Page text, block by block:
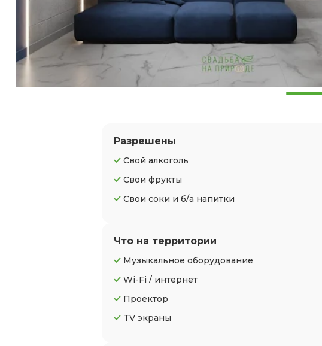
Разрешены
Свой алкоголь
Свои фрукты
Свои соки и б/а напитки
Что на территории
Музыкальное оборудование
Wi-Fi / интернет
Проектор
TV экраны